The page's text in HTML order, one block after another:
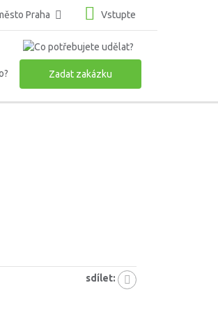
Praha Vstupte
Zadat zakázku
sdílet: